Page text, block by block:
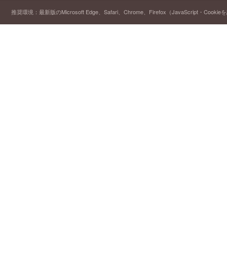
推奨環境：最新版のMicrosoft Edge、Safari、Chrome、Firefox（JavaScript・Cookie